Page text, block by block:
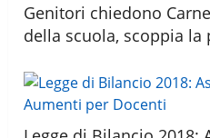
Genitori chiedono
della scuola, scoppia la